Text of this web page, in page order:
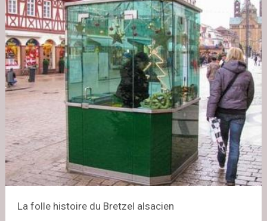
La folle histoire du Bretzel alsacien